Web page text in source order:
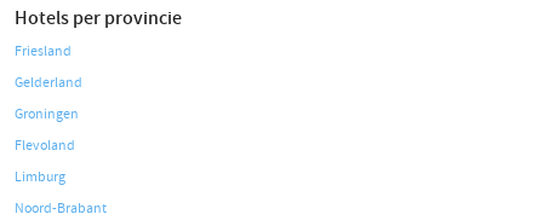
Hotels per provincie
Friesland
Gelderland
Groningen
Flevoland
Limburg
Noord-Brabant